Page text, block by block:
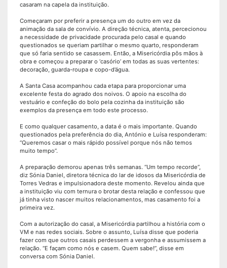
casaram na capela da instituição.
Começaram por preferir a presença um do outro em vez da
animação da sala de convívio. A direção técnica, atenta, percecionou
a necessidade de privacidade procurada pelo casal e quando
questionados se queriam partilhar o mesmo quarto, responderam
que só faria sentido se casassem. Então, a Misericórdia pôs mãos à
obra e começou a preparar o ‘casório’ em todas as suas vertentes:
decoração, guarda-roupa e copo-d’água.
A Santa Casa acompanhou cada etapa para proporcionar uma
excelente festa do agrado dos noivos. O apoio na escolha do
vestuário e confeção do bolo pela cozinha da instituição são
exemplos da presença em todo este processo.
E como qualquer casamento, a data é o mais importante. Quando
questionados pela preferência do dia, António e Luísa responderam:
“Queremos casar o mais rápido possível porque nós não temos
muito tempo”.
A preparação demorou apenas três semanas. “Um tempo recorde”,
diz Sónia Daniel, diretora técnica do lar de idosos da Misericórdia de
Torres Vedras e impulsionadora deste momento. Revelou ainda que
a instituição viu com ternura o brotar desta relação e confessou que
já tinha visto nascer muitos relacionamentos, mas casamento foi a
primeira vez.
Com a autorização do casal, a Misericórdia partilhou a história com o
VM e nas redes sociais. Sobre o assunto, Luísa disse que poderia
fazer com que outros casais perdessem a vergonha e assumissem a
relação. “E façam como nós e casem. Quem sabe!”, disse em
conversa com Sónia Daniel.